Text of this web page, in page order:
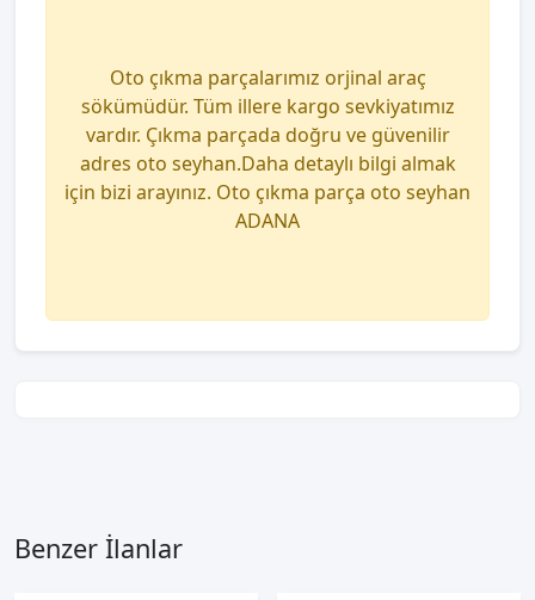
Oto çıkma parçalarımız orjinal araç
sökümüdür. Tüm illere kargo sevkiyatımız
vardır. Çıkma parçada doğru ve güvenilir
adres oto seyhan.Daha detaylı bilgi almak
için bizi arayınız. Oto çıkma parça oto seyhan
ADANA
Benzer İlanlar